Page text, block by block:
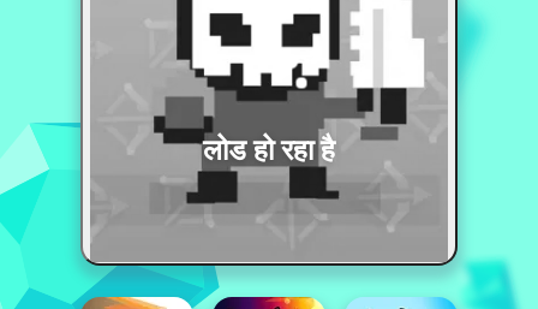
लोड हो रहा है